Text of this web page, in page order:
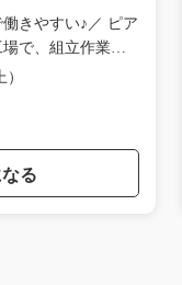
きやすい♪／ ピア
場で、組立作業…
る